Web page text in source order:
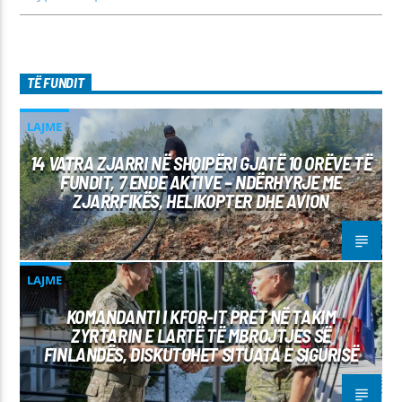
TË FUNDIT
LAJME
14 VATRA ZJARRI NË SHQIPËRI GJATË 10 ORËVE TË
FUNDIT, 7 ENDE AKTIVE – NDËRHYRJE ME
ZJARRFIKËS, HELIKOPTER DHE AVION
LAJME
KOMANDANTI I KFOR-IT PRET NË TAKIM
ZYRTARIN E LARTË TË MBROJTJES SË
FINLANDËS, DISKUTOHET SITUATA E SIGURISË